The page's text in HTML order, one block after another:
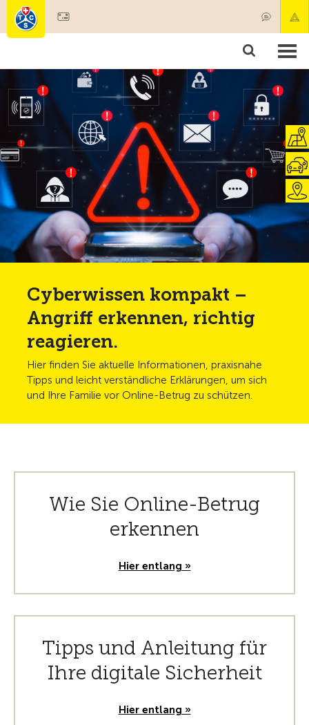
Mitgliedschaft & Leistungen
Test, Sicherheit & Gesundheit
Cyberwissen kompakt –
Angriff erkennen, richtig
reagieren.
Hier finden Sie aktuelle Informationen, praxisnahe
Tipps und leicht verständliche Erklärungen, um sich
und Ihre Familie vor Online-Betrug zu schützen.
Wie Sie Online-Betrug
erkennen
Hier entlang »
Tipps und Anleitung für
Ihre digitale Sicherheit
Hier entlang »